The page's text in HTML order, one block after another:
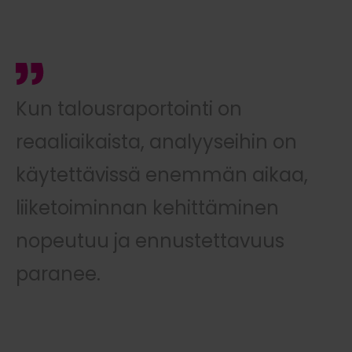
Kun talousraportointi on
reaaliaikaista, analyyseihin on
käytettävissä enemmän aikaa,
liiketoiminnan kehittäminen
nopeutuu ja ennustettavuus
paranee.